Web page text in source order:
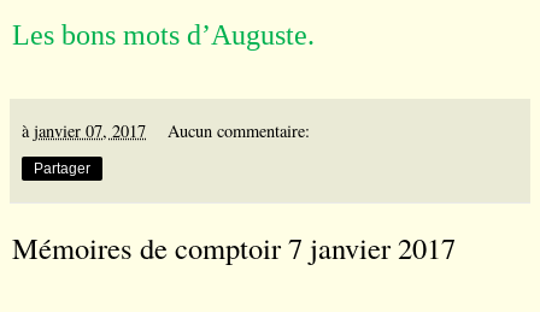
Les bons mots d’Auguste.
àjanvier 07, 2017 Aucun commentaire:
Partager
Mémoires de comptoir 7 janvier 2017